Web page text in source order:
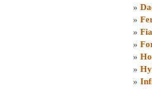
»
»
»
»
»
»
»